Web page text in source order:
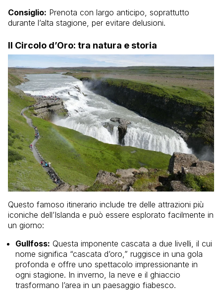
Consiglio: Prenota con largo anticipo, soprattutto
durante l’alta stagione, per evitare delusioni.
Il Circolo d’Oro: tra natura e storia
Questo famoso itinerario include tre delle attrazioni più
iconiche dell’Islanda e può essere esplorato facilmente in
un giorno:
Gullfoss: Questa imponente cascata a due livelli, il cui
nome significa “cascata d’oro,” ruggisce in una gola
profonda e offre uno spettacolo impressionante in
ogni stagione. In inverno, la neve e il ghiaccio
trasformano l’area in un paesaggio fiabesco.